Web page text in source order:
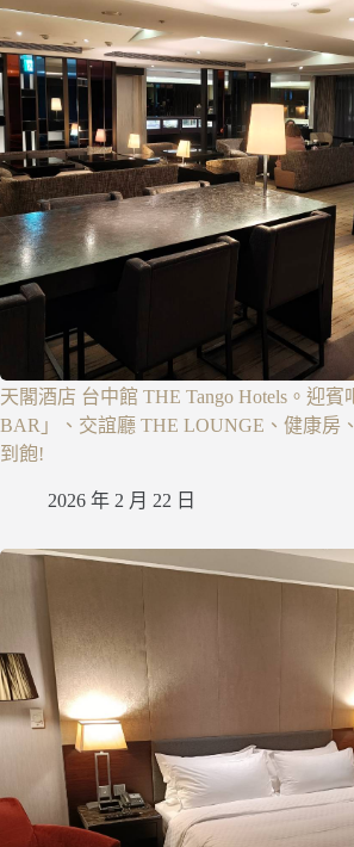
天閣酒店 台中館 THE Tango Hotels。迎
BAR」、交誼廳 THE LOUNGE、健康房
到飽!
2026 年 2 月 22 日